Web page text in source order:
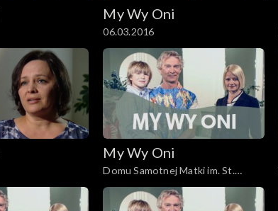
My Wy Oni
06.03.2016
My Wy Oni
Domu Samotnej Matki im. St.
Leszczyńskiej